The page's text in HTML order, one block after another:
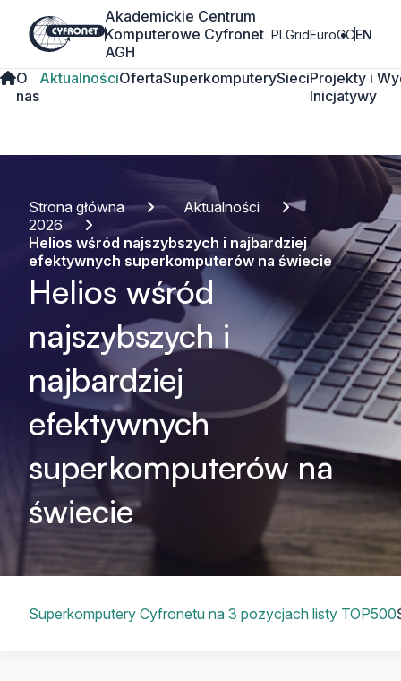
Akademickie Centrum
Komputerowe Cyfronet
AGH
PLGridEuroCCEN
O
nas
AktualnościOfertaSuperkomputerySieciProjekty i
Inicjatywy
Strona główna
Aktualności
2026
Helios wśród najszybszych i najbardziej
efektywnych superkomputerów na świecie
Helios wśród
najszybszych i
najbardziej
efektywnych
superkomputerów na
świecie
Superkomputery Cyfronetu na 3 pozycjach listy TOP500